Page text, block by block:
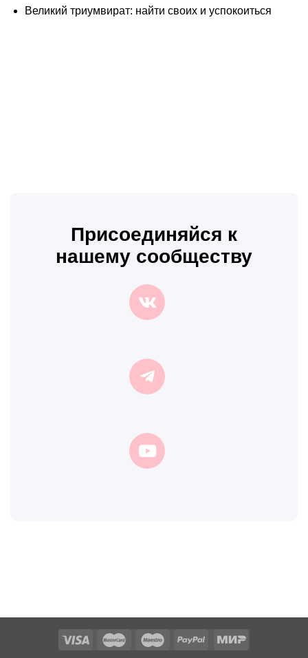
Великий триумвират: найти своих и успокоиться
Присоединяйся к
нашему сообществу